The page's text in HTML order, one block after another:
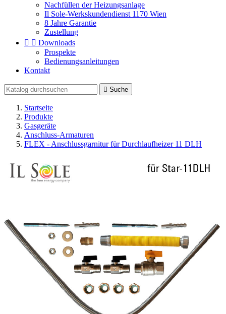
Nachfüllen der Heizungsanlage
Il Sole-Werkskundendienst 1170 Wien
8 Jahre Garantie
Zustellung
  Downloads
Prospekte
Bedienungsanleitungen
Kontakt
 Suche
Startseite
Produkte
Gasgeräte
Anschluss-Armaturen
FLEX - Anschlussgarnitur für Durchlaufheizer 11 DLH